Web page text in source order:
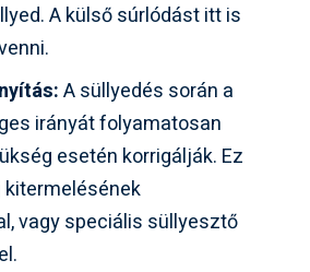
A külső súrlódást itt is
A süllyedés során a
irányát folyamatosan
esetén korrigálják. Ez
vagy speciális süllyesztő